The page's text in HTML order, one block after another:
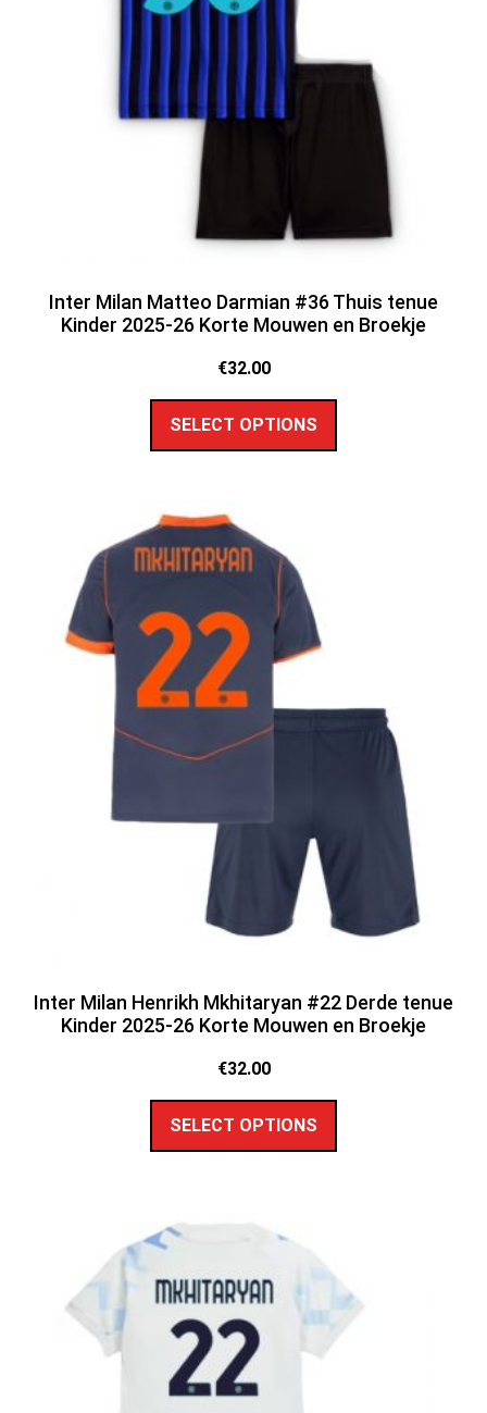
Inter Milan Matteo Darmian #36 Thuis tenue
Kinder 2025-26 Korte Mouwen en Broekje
€32.00
SELECT OPTIONS
Inter Milan Henrikh Mkhitaryan #22 Derde tenue
Kinder 2025-26 Korte Mouwen en Broekje
€32.00
SELECT OPTIONS